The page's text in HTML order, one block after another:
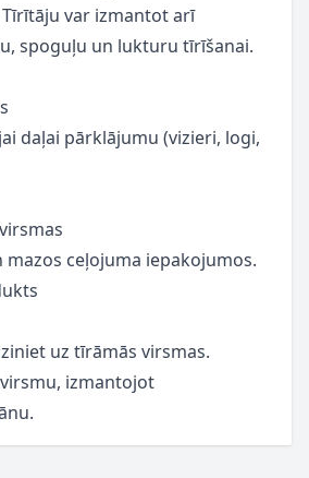
var izmantot arī
spoguļu un lukturu tīrīšanai.
daļai pārklājumu (vizieri, logi,
mazos ceļojuma iepakojumos.
uz tīrāmās virsmas.
izmantojot